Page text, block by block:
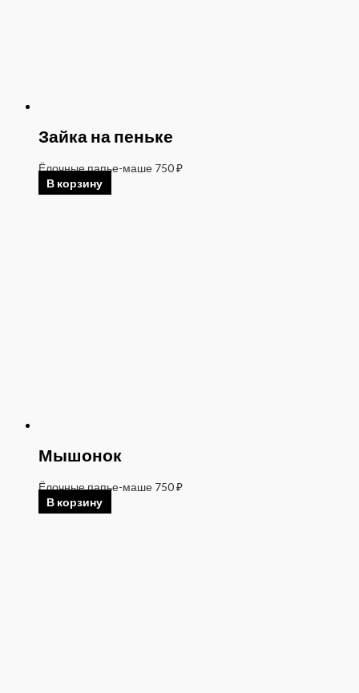
Зайка на пеньке
Ёлочные папье-маше 750₽
В корзину
Мышонок
Ёлочные папье-маше 750₽
В корзину